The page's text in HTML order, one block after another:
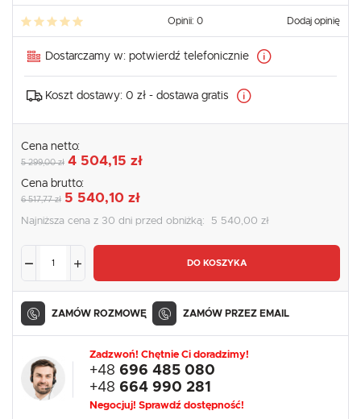
Opinii: 0 Dodaj opinię
Dostarczamy w: potwierdź telefonicznie
Koszt dostawy: 0 zł - dostawa gratis
Cena netto:
5 299,00 zł 4 504,15 zł
Cena brutto:
6 517,77 zł 5 540,10 zł
Najniższa cena z 30 dni przed obniżką: 5 540,00 zł
DO KOSZYKA
ZAMÓW ROZMOWĘ ZAMÓW PRZEZ EMAIL
Zadzwoń! Chętnie Ci doradzimy!
+48 696 485 080
+48 664 990 281
Negocjuj! Sprawdź dostępność!